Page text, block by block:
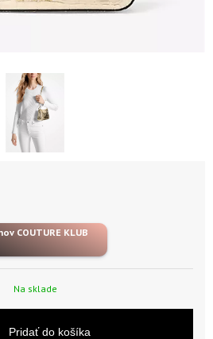
COUTURE KLUB
Na sklade
Pridať do košíka